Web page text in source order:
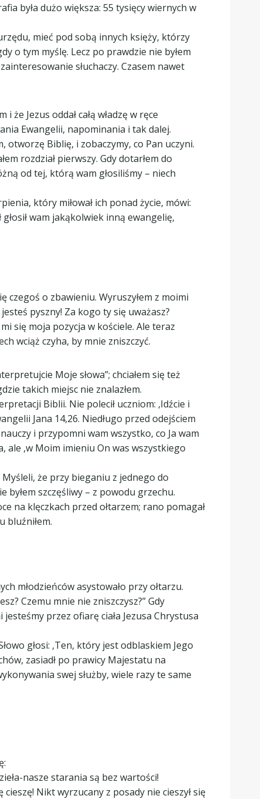
była dużo większa: 55 tysięcy wiernych w
mieć pod sobą innych księży, którzy
o tym myślę. Lecz po prawdzie nie byłem
słuchaczy. Czasem nawet
że Jezus oddał całą władzę w ręce
Ewangelii, napominania i tak dalej.
otworzę Biblię, i zobaczymy, co Pan uczyni.
rozdział pierwszy. Gdy dotarłem do
od tej, którą wam głosiliśmy – niech
który miłował ich ponad życie, mówi:
wam jakąkolwiek inną ewangelię,
czegoś o zbawieniu. Wyruszyłem z moimi
pyszny! Za kogo ty się uważasz?
się moja pozycja w kościele. Ale teraz
wciąż czyha, by mnie zniszczyć.
Moje słowa”; chciałem się też
takich miejsc nie znalazłem.
Biblii. Nie polecił uczniom: ,Idźcie i
Jana 14,26. Niedługo przed odejściem
i przypomni wam wszystko, co Ja wam
ale ,w Moim imieniu On was wszystkiego
że przy bieganiu z jednego do
byłem szczęśliwy – z powodu grzechu.
na klęczkach przed ołtarzem; rano pomagał
bluźniłem.
młodzieńców asystowało przy ołtarzu.
Czemu mnie nie zniszczysz?” Gdy
przez ofiarę ciała Jezusa Chrystusa
głosi: ,Ten, który jest odblaskiem Jego
zasiadł po prawicy Majestatu na
swej służby, wiele razy te same
nasze starania są bez wartości!
cieszę! Nikt wyrzucany z posady nie cieszył się